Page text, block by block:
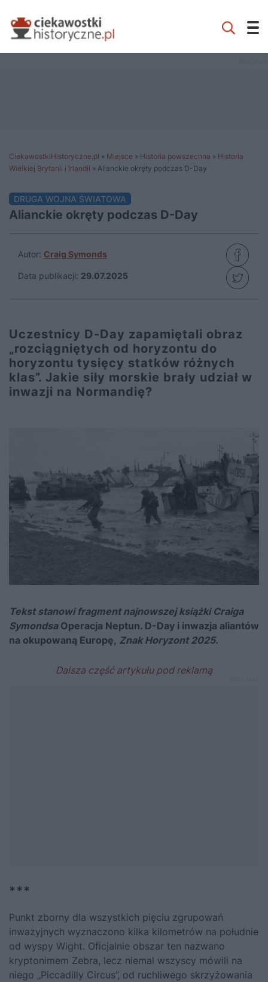
CiekawostkiHistoryczne.pl » Miejsce » Historia powszechna » Historia
Wielkiej Brytanii i Irlandii » Alianckie okręty podczas D-Day
DRUGA WOJNA ŚWIATOWA
Alianckie okręty podczas D-Day
Autor: Craig Symonds
Data publikacji: 29.07.2025
Uczestnicy D-Day zapamiętali obraz
„rozciągniętych od horyzontu do
horyzontu tysięcy statków różnych
klas”. Jakie siły morskie brały udział w
inwazji na Normandię?
Tekst stanowi fragment najnowszej książki Craiga
Symondsa Operacja Neptun. D-Day i inwazja aliantów
na okupowaną Europę, Znak Horyzont 2025.
***
Punkt zborny dla wszystkich pięciu zgrupowań
inwazyjnych wyznaczono kilka kilometrów na południe
od wyspy Wight. Oficjalnie obszar ten nazwano
kryptonimem Zebra, lecz niemal wszyscy mówili na
niego „Piccadilly Circus”, od ruchliwego skrzyżowania